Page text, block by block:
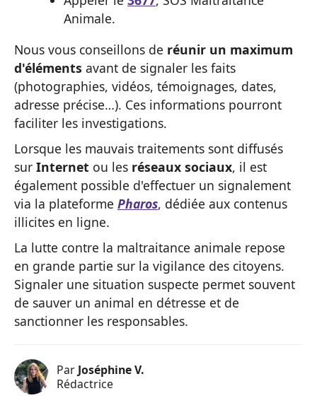
Animale.
Nous vous conseillons de réunir un maximum
d'éléments avant de signaler les faits
(photographies, vidéos, témoignages, dates,
adresse précise…). Ces informations pourront
faciliter les investigations.
Lorsque les mauvais traitements sont diffusés
sur Internet ou les réseaux sociaux, il est
également possible d'effectuer un signalement
via la plateforme Pharos, dédiée aux contenus
illicites en ligne.
La lutte contre la maltraitance animale repose
en grande partie sur la vigilance des citoyens.
Signaler une situation suspecte permet souvent
de sauver un animal en détresse et de
sanctionner les responsables.
Par Joséphine V.
Rédactrice